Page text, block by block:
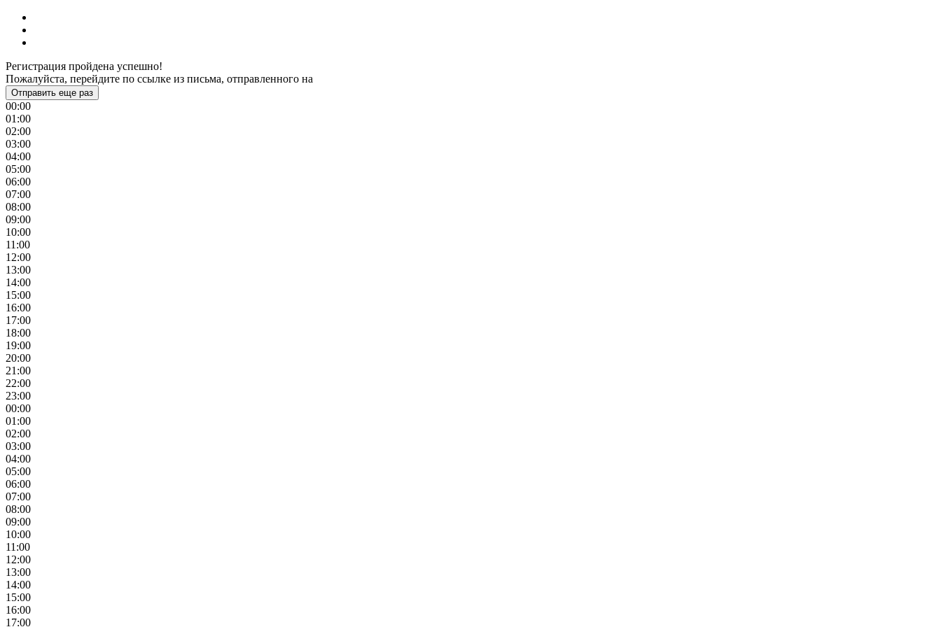
Регистрация пройдена успешно!
Пожалуйста, перейдите по ссылке из письма, отправленного на
Отправить еще раз
00:00
01:00
02:00
03:00
04:00
05:00
06:00
07:00
08:00
09:00
10:00
11:00
12:00
13:00
14:00
15:00
16:00
17:00
18:00
19:00
20:00
21:00
22:00
23:00
00:00
01:00
02:00
03:00
04:00
05:00
06:00
07:00
08:00
09:00
10:00
11:00
12:00
13:00
14:00
15:00
16:00
17:00